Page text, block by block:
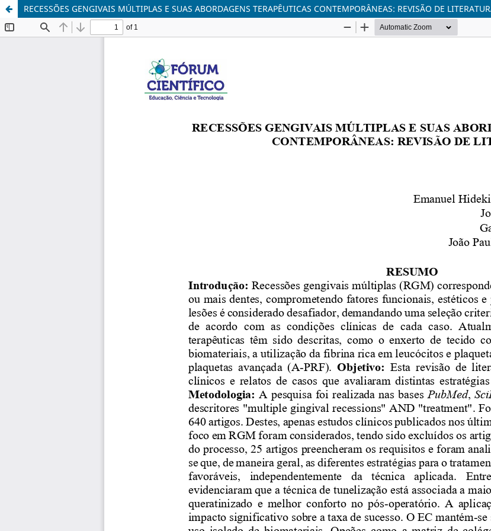
RECESSÕES GENGIVAIS MÚLTIPLAS E SUAS ABORDAGENS TERAPÊUTICAS CONTEMPORÂNEAS: REVISÃO DE